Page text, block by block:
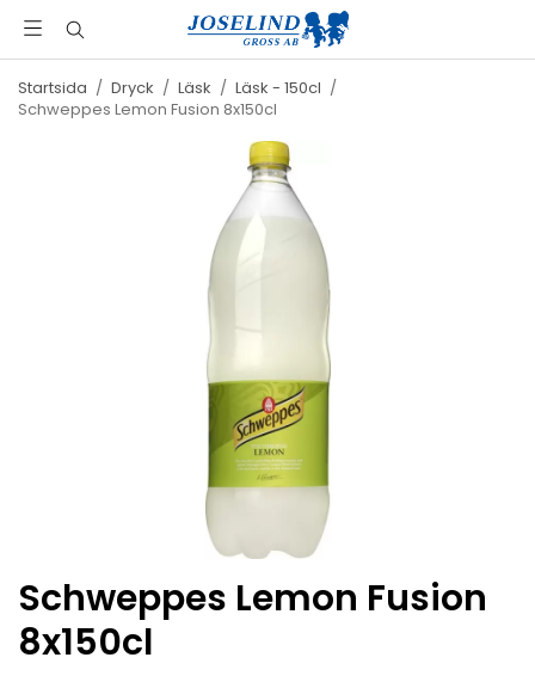
Startsida / Dryck / Läsk / Läsk - 150cl /
Schweppes Lemon Fusion 8x150cl
Schweppes Lemon Fusion
8x150cl